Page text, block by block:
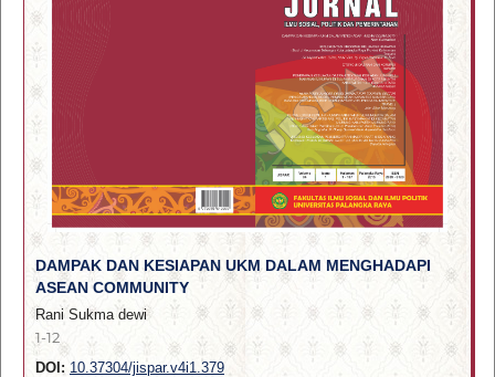
DAMPAK DAN KESIAPAN UKM DALAM MENGHADAPI
ASEAN COMMUNITY
Rani Sukma dewi
1-12
DOI: 10.37304/jispar.v4i1.379